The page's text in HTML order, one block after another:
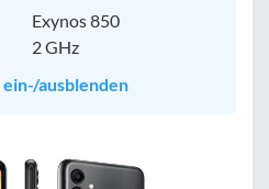
Exynos 850
2 GHz
ausblenden